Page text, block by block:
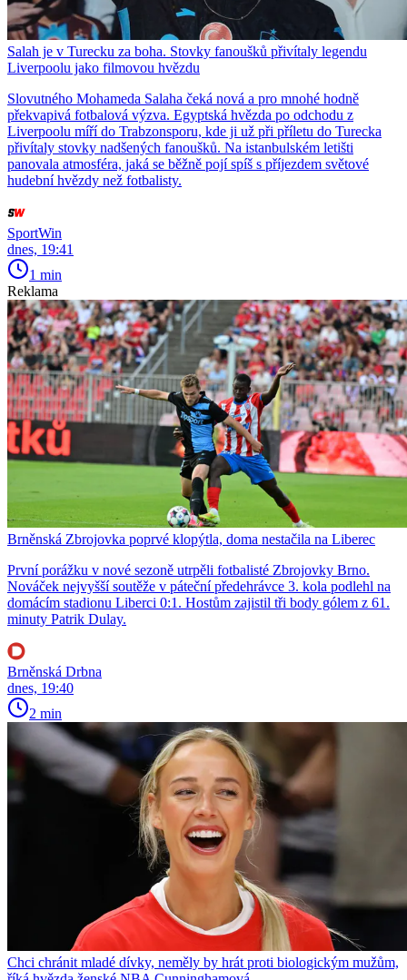
Salah je v Turecku za boha. Stovky fanoušků přivítaly legendu
Liverpoolu jako filmovou hvězdu
Slovutného Mohameda Salaha čeká nová a pro mnohé hodně
překvapivá fotbalová výzva. Egyptská hvězda po odchodu z
Liverpoolu míří do Trabzonsporu, kde ji už při příletu do Turecka
přivítaly stovky nadšených fanoušků. Na istanbulském letišti
panovala atmosféra, jaká se běžně pojí spíš s příjezdem světové
hudební hvězdy než fotbalisty.
SportWin
dnes, 19:41
1 min
Reklama
Brněnská Zbrojovka poprvé klopýtla, doma nestačila na Liberec
První porážku v nové sezoně utrpěli fotbalisté Zbrojovky Brno.
Nováček nejvyšší soutěže v páteční předehrávce 3. kola podlehl na
domácím stadionu Liberci 0:1. Hostům zajistil tři body gólem z 61.
minuty Patrik Dulay.
Brněnská Drbna
dnes, 19:40
2 min
Chci chránit mladé dívky, neměly by hrát proti biologickým mužům,